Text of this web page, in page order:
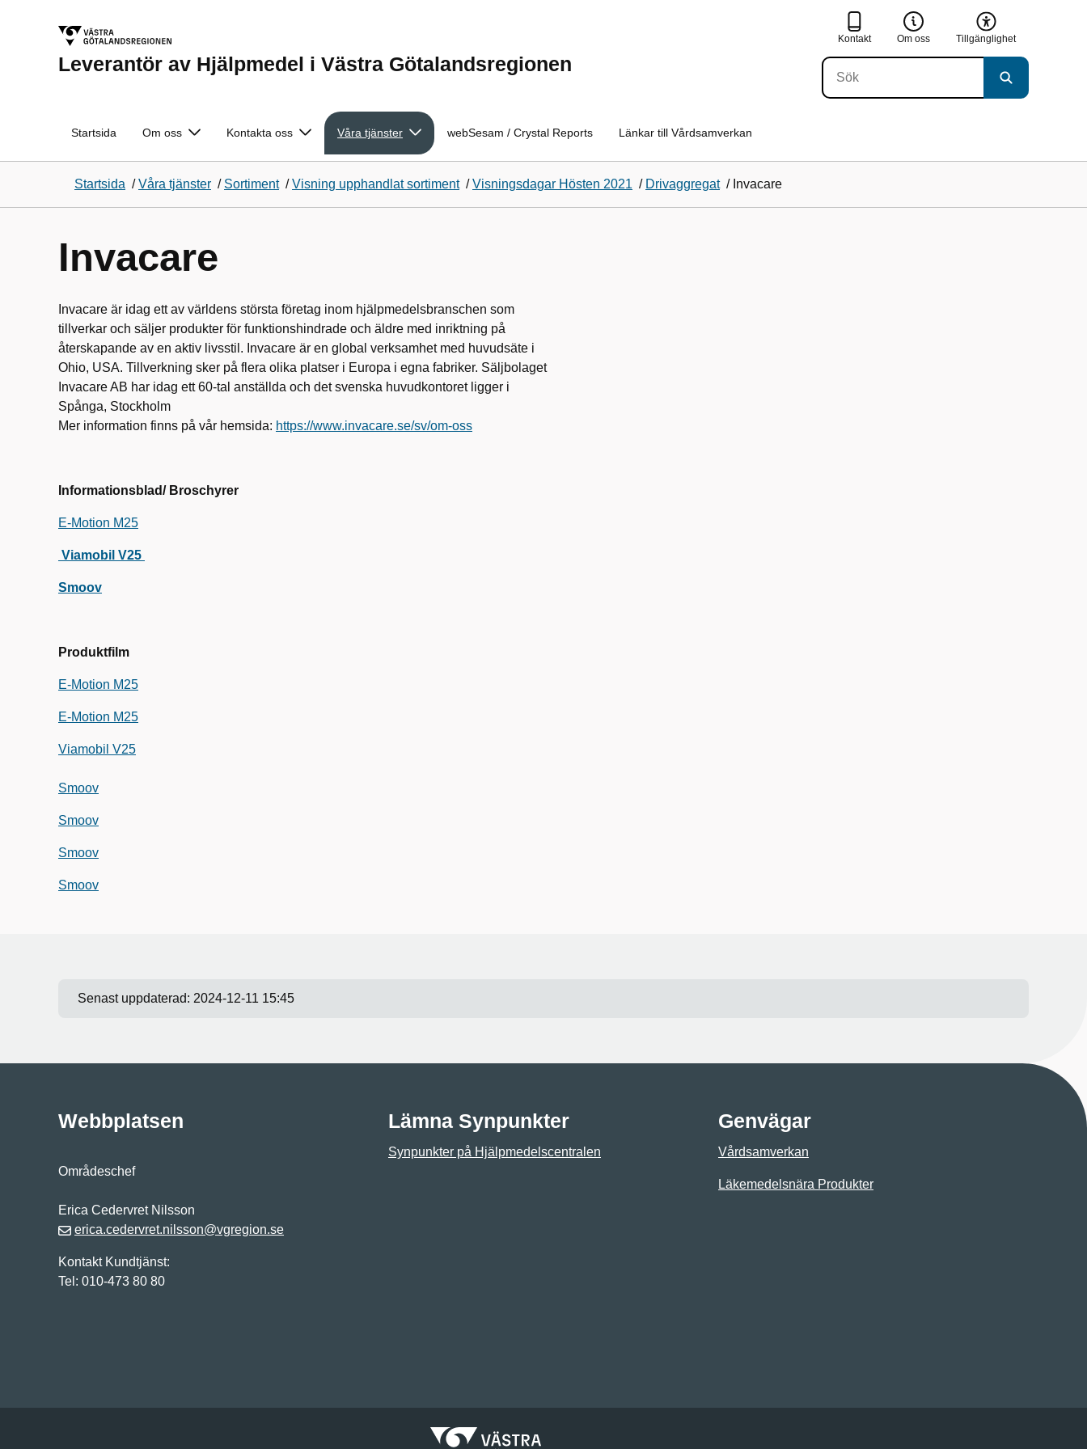
Leverantör av Hjälpmedel i Västra Götalandsregionen
Kontakt Om oss Tillgänglighet
Startsida Om oss Kontakta oss Våra tjänster webSesam / Crystal Reports Länkar till Vårdsamverkan
Startsida /Våra tjänster / Sortiment /Visning upphandlat sortiment /Visningsdagar Hösten 2021 / Drivaggregat / Invacare
Invacare
Invacare är idag ett av världens största företag inom hjälpmedelsbranschen som
tillverkar och säljer produkter för funktionshindrade och äldre med inriktning på
återskapande av en aktiv livsstil. Invacare är en global verksamhet med huvudsäte i
Ohio, USA. Tillverkning sker på flera olika platser i Europa i egna fabriker. Säljbolaget
Invacare AB har idag ett 60-tal anställda och det svenska huvudkontoret ligger i
Spånga, Stockholm
Mer information finns på vår hemsida: https://www.invacare.se/sv/om-oss
Informationsblad/ Broschyrer
E-Motion M25
Viamobil V25
Smoov
Produktfilm
E-Motion M25
E-Motion M25
Viamobil V25
Smoov
Smoov
Smoov
Smoov
Senast uppdaterad: 2024-12-11 15:45
Webbplatsen
Områdeschef
Erica Cedervret Nilsson
erica.cedervret.nilsson@vgregion.se
Kontakt Kundtjänst:
Tel: 010-473 80 80
Lämna Synpunkter
Synpunkter på Hjälpmedelscentralen
Genvägar
Vårdsamverkan
Läkemedelsnära Produkter